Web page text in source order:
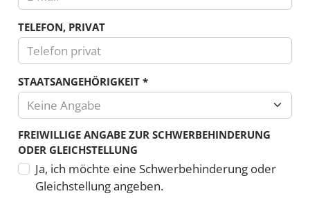
TELEFON, PRIVAT
sind
nur
Zahlen
und
die
Zeichen
Plus,
STAATSANGEHÖRIGKEIT *
Keine Angabe
FREIWILLIGE ANGABE ZUR SCHWERBEHINDERUNG
ODER GLEICHSTELLUNG
Ja, ich möchte eine Schwerbehinderung oder
Gleichstellung angeben.